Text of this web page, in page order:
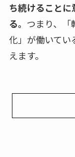
ち続けること
る。 つまり、「
化」が働いてい
えます。